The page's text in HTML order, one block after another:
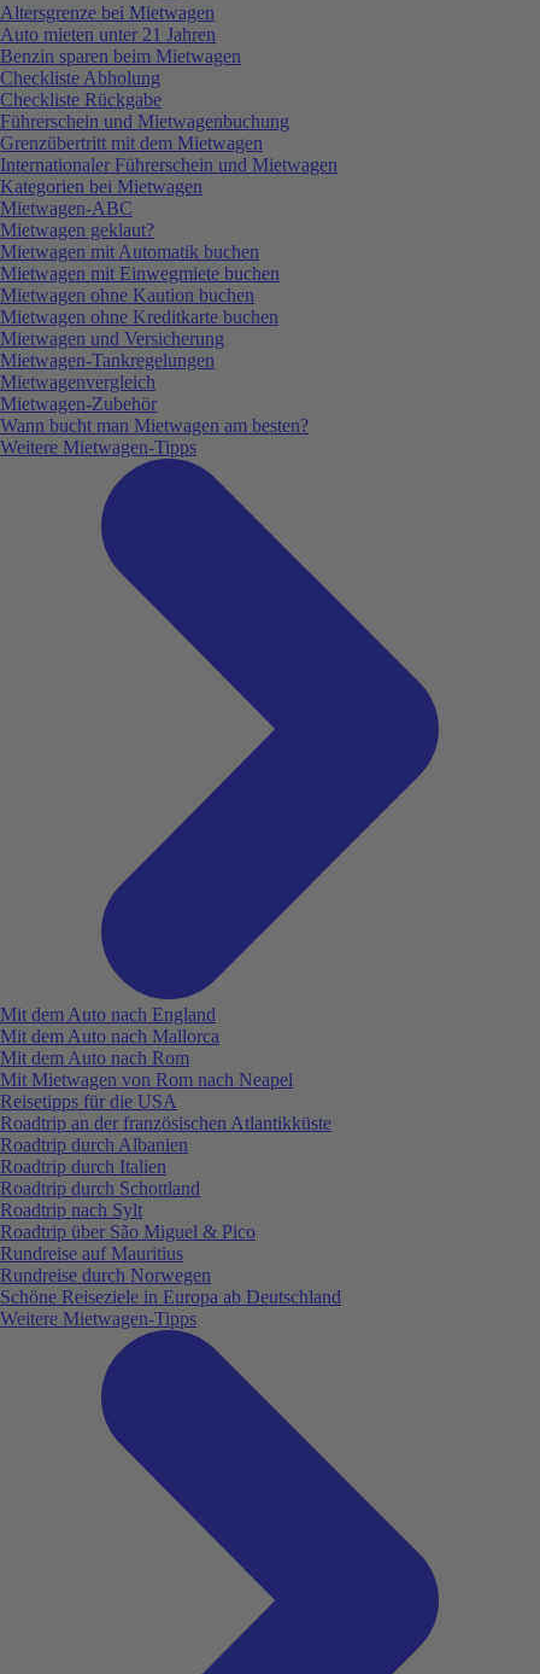
Altersgrenze bei Mietwagen
Auto mieten unter 21 Jahren
Benzin sparen beim Mietwagen
Checkliste Abholung
Checkliste Rückgabe
Führerschein und Mietwagenbuchung
Grenzübertritt mit dem Mietwagen
Internationaler Führerschein und Mietwagen
Kategorien bei Mietwagen
Mietwagen-ABC
Mietwagen geklaut?
Mietwagen mit Automatik buchen
Mietwagen mit Einwegmiete buchen
Mietwagen ohne Kaution buchen
Mietwagen ohne Kreditkarte buchen
Mietwagen und Versicherung
Mietwagen-Tankregelungen
Mietwagenvergleich
Mietwagen-Zubehör
Wann bucht man Mietwagen am besten?
Weitere Mietwagen-Tipps
Mit dem Auto nach England
Mit dem Auto nach Mallorca
Mit dem Auto nach Rom
Mit Mietwagen von Rom nach Neapel
Reisetipps für die USA
Roadtrip an der französischen Atlantikküste
Roadtrip durch Albanien
Roadtrip durch Italien
Roadtrip durch Schottland
Roadtrip nach Sylt
Roadtrip über São Miguel & Pico
Rundreise auf Mauritius
Rundreise durch Norwegen
Schöne Reiseziele in Europa ab Deutschland
Weitere Mietwagen-Tipps